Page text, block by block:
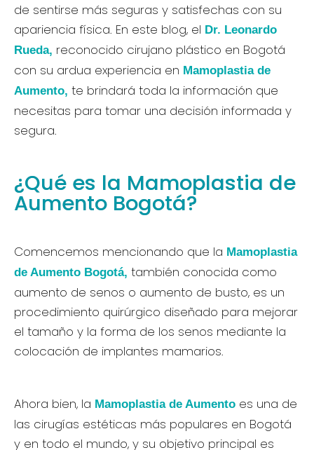
de sentirse más seguras y satisfechas con su
apariencia física. En este blog, el Dr. Leonardo
Rueda, reconocido cirujano plástico en Bogotá
con su ardua experiencia en Mamoplastia de
Aumento, te brindará toda la información que
necesitas para tomar una decisión informada y
segura.
¿Qué es la Mamoplastia de
Aumento Bogotá?
Comencemos mencionando que la Mamoplastia
de Aumento Bogotá, también conocida como
aumento de senos o aumento de busto, es un
procedimiento quirúrgico diseñado para mejorar
el tamaño y la forma de los senos mediante la
colocación de implantes mamarios.
Ahora bien, la Mamoplastia de Aumento es una de
las cirugías estéticas más populares en Bogotá
y en todo el mundo, y su objetivo principal es